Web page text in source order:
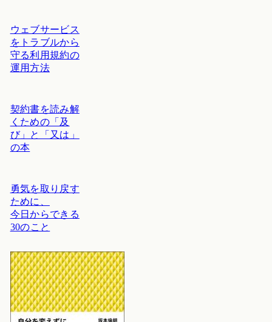
ウェブサービス
をトラブルから
守る利用規約の
運用方法
契約書を読み解
くための「及
び」と「又は」
の本
勇気を取り戻す
ために、
今日からできる
30のこと